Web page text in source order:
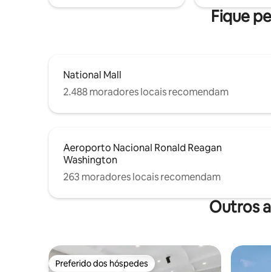
tela grande. Este é o lugar PERFEITO para
Arlington
ou a
Fique
National Mall
2.488 moradores locais recomendam
Aeroporto Nacional Ronald Reagan
Washington
263 moradores locais recomendam
Outros
Preferido dos hóspedes
Preferido dos hóspedes